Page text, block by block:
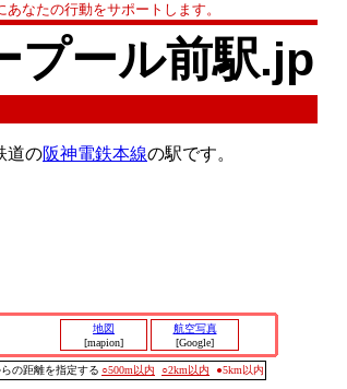
なたの行動をサポートします。
プール前駅.jp
道の阪神電鉄本線の駅です。
地図
[mapion]
航空写真
[Google]
の距離を指定する ○500m以内 ○2km以内 ●5km以内